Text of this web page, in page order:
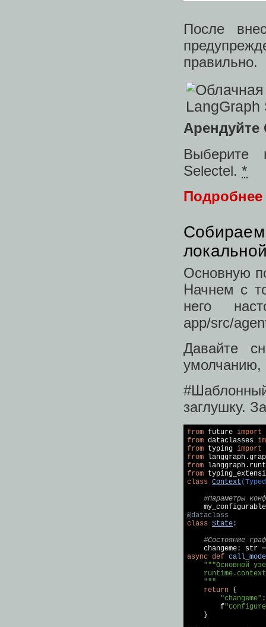
После
правильно.
Арендуйте
Выберите
Selectel. *
Собираем
Основную
Начнем с
него
app/src/
Давайте
умолчанию,
заглушку.
from future import
from dataclasses
from typing import
from
from
from
class Context
#Параметры
@dataclass
class State:
#Состояние
changeme: str
async def
"""Основной
runtime.context
"""
return {
"changeme"
f
}